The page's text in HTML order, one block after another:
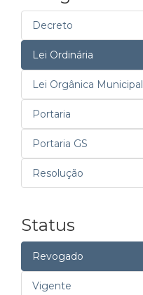
Decreto
Lei Ordinária
Lei Orgânica Municipal
Portaria
Portaria GS
Resolução
Status
Revogado
Vigente